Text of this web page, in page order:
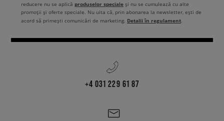
reducere nu se aplică produselor speciale și nu se cumulează cu alte
promoții și oferte speciale. Nu uita că, prin abonarea la newsletter, ești de
acord să primești comunicări de marketing. Detalii în regulament
+4 031 229 61 87